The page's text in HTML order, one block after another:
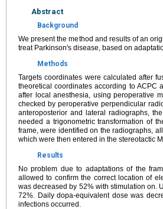
Abstract
Background
We present the method and results of an
treat Parkinson's disease, based on
Methods
Targets coordinates were calculated after
theoretical coordinates according to ACPC
after local anesthesia, using peroperative
checked by peroperative perpendicular
anteroposterior and lateral radiographs,
needed a trigonometric transformation of
frame, were identified on the radiographs,
which were then entered in the stereotactic
Results
No problem due to adaptations of the
allowed to confirm the correct location of
was decreased by 52% with stimulation on.
72%. Daily dopa-equivalent dose was
infections occurred.